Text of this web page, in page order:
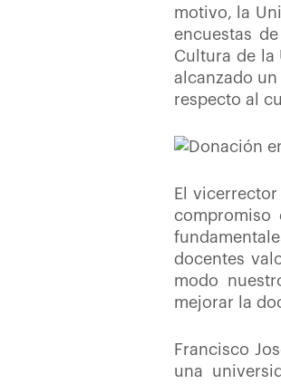
motivo, la
encuestas
Cultura de la
alcanzado
respecto al
El
docentes
modo
mejorar la
Francisco
una